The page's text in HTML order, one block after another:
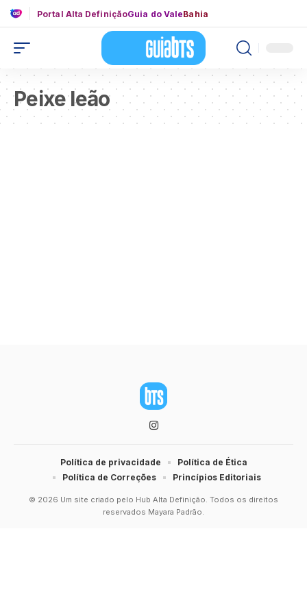
Portal Alta DefiniçãoGuia do ValeBahia
Peixe leão
© 2026 Um site criado pelo Hub Alta Definição. Todos os direitos
reservados Mayara Padrão.
Política de privacidade
Política de Ética
Política de Correções
Princípios Editoriais